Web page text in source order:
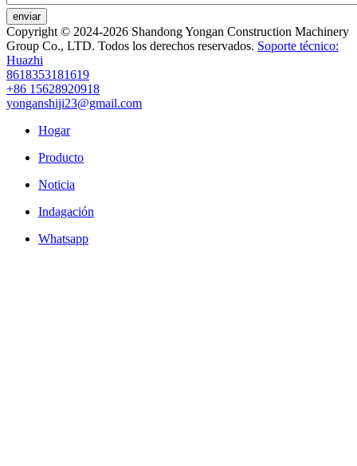
enviar
Copyright © 2024-2026 Shandong Yongan Construction Machinery
Group Co., LTD. Todos los derechos reservados. Soporte técnico:
Huazhi
8618353181619
+86 15628920918
yonganshiji23@gmail.com
Hogar
Producto
Noticia
Indagación
Whatsapp